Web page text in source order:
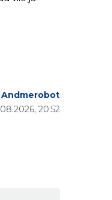
20:52
Andmerobot